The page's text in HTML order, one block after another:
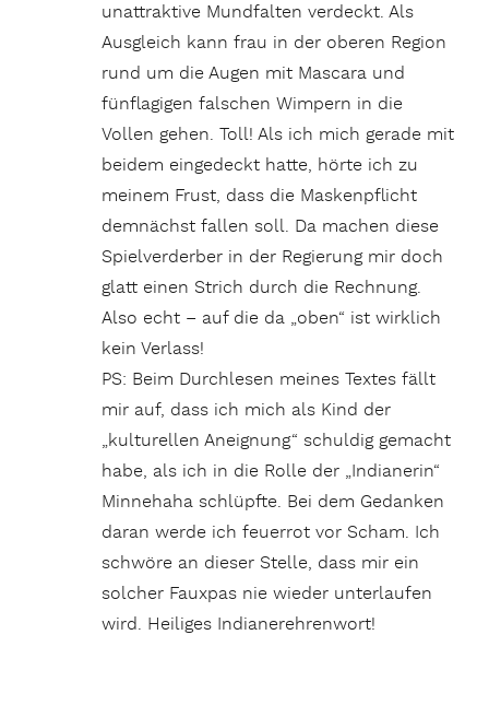
unattraktive Mundfalten verdeckt. Als
Ausgleich kann frau in der oberen Region
rund um die Augen mit Mascara und
fünflagigen falschen Wimpern in die
Vollen gehen. Toll! Als ich mich gerade mit
beidem eingedeckt hatte, hörte ich zu
meinem Frust, dass die Maskenpflicht
demnächst fallen soll. Da machen diese
Spielverderber in der Regierung mir doch
glatt einen Strich durch die Rechnung.
Also echt – auf die da „oben“ ist wirklich
kein Verlass!
PS: Beim Durchlesen meines Textes fällt
mir auf, dass ich mich als Kind der
„kulturellen Aneignung“ schuldig gemacht
habe, als ich in die Rolle der „Indianerin“
Minnehaha schlüpfte. Bei dem Gedanken
daran werde ich feuerrot vor Scham. Ich
schwöre an dieser Stelle, dass mir ein
solcher Fauxpas nie wieder unterlaufen
wird. Heiliges Indianerehrenwort!